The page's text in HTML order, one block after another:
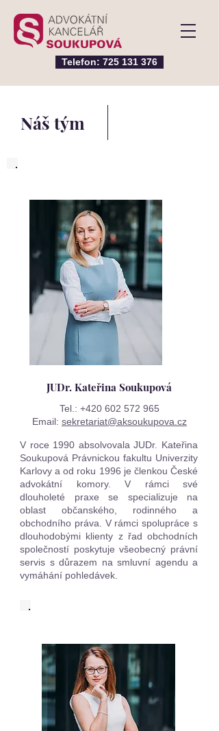
Telefon: 725 131 376
Náš tým
JUDr. Kateřina Soukupová
Tel.: +420 602 572 965
Email: sekretariat@aksoukupova.cz
V roce 1990 absolvovala JUDr. Kateřina
Soukupová Právnickou fakultu Univerzity
Karlovy a od roku 1996 je členkou České
advokátní komory. V rámci své
dlouholeté praxe se specializuje na
oblast občanského, rodinného a
obchodního práva. V rámci spolupráce s
dlouhodobými klienty z řad obchodních
společností poskytuje všeobecný právní
servis s důrazem na smluvní agendu a
vymáhání pohledávek.